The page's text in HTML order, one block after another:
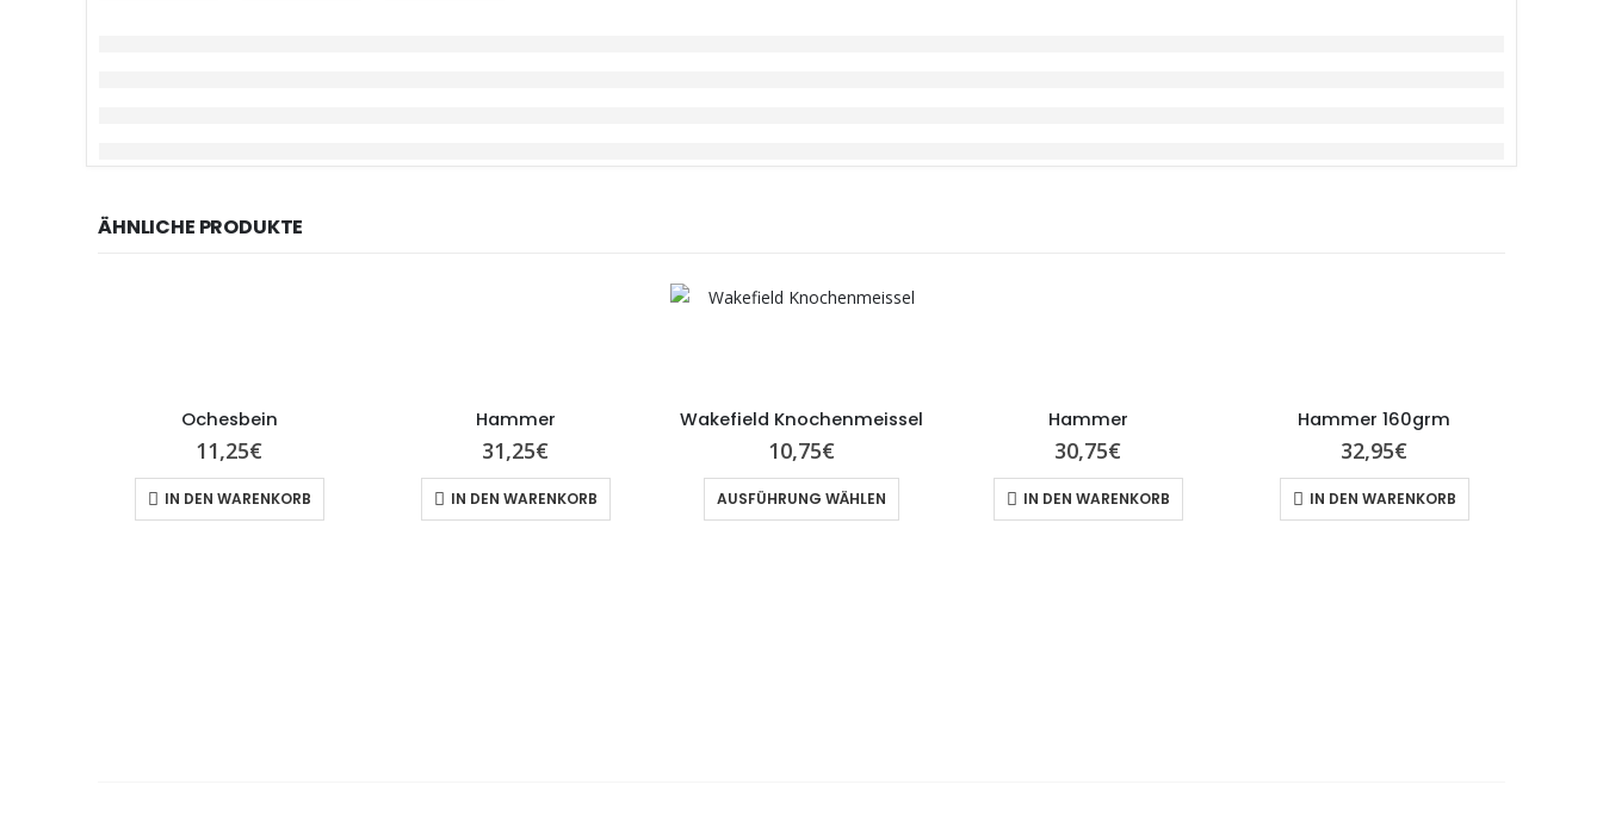
ÄHNLICHE PRODUKTE
Ochesbein
11,25€
IN DEN WARENKORB
Hammer
31,25€
IN DEN WARENKORB
Wakefield Knochenmeissel
10,75€
AUSFÜHRUNG WÄHLEN
Hammer
30,75€
IN DEN WARENKORB
Hammer 160grm
32,95€
IN DEN WARENKORB